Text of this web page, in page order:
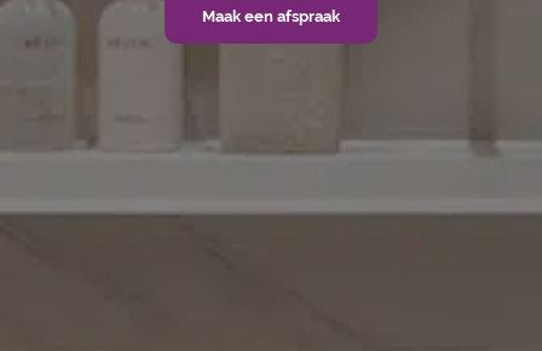
Maak een afspraak